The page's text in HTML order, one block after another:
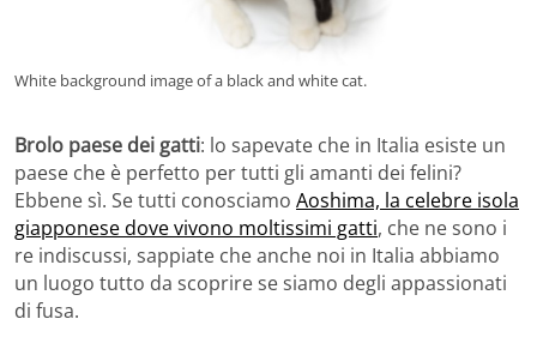
White background image of a black and white cat.
Brolo paese dei gatti: lo sapevate che in Italia esiste un
paese che è perfetto per tutti gli amanti dei felini?
Ebbene sì. Se tutti conosciamo Aoshima, la celebre isola
giapponese dove vivono moltissimi gatti, che ne sono i
re indiscussi, sappiate che anche noi in Italia abbiamo
un luogo tutto da scoprire se siamo degli appassionati
di fusa.